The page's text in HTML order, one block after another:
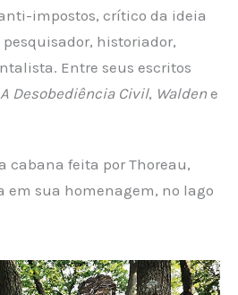
impostos, crítico da ideia
historiador,
Entre seus escritos
A Desobediência Civil, Walden e
cabana feita por Thoreau,
em sua homenagem, no lago